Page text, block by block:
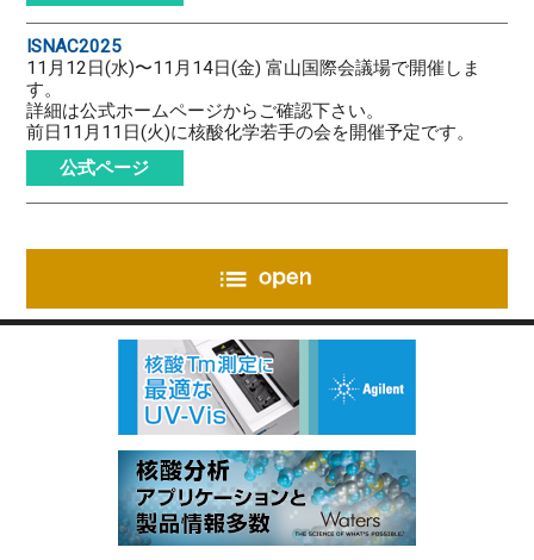
ISNAC2025
11月12日(水)〜11月14日(金) 富山国際会議場で開催しま
す。
詳細は公式ホームページからご確認下さい。
前日11月11日(火)に核酸化学若手の会を開催予定です。
公式ページ